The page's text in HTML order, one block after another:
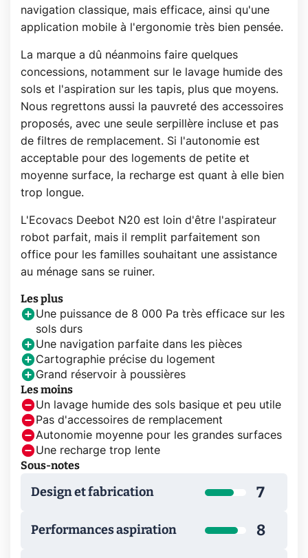
navigation classique, mais efficace, ainsi qu'une
application mobile à l'ergonomie très bien pensée.
La marque a dû néanmoins faire quelques
concessions, notamment sur le lavage humide des
sols et l'aspiration sur les tapis, plus que moyens.
Nous regrettons aussi la pauvreté des accessoires
proposés, avec une seule serpillère incluse et pas
de filtres de remplacement. Si l'autonomie est
acceptable pour des logements de petite et
moyenne surface, la recharge est quant à elle bien
trop longue.
L'Ecovacs Deebot N20 est loin d'être l'aspirateur
robot parfait, mais il remplit parfaitement son
office pour les familles souhaitant une assistance
au ménage sans se ruiner.
Les plus
Une puissance de 8 000 Pa très efficace sur les
sols durs
Une navigation parfaite dans les pièces
Cartographie précise du logement
Grand réservoir à poussières
Les moins
Un lavage humide des sols basique et peu utile
Pas d'accessoires de remplacement
Autonomie moyenne pour les grandes surfaces
Une recharge trop lente
Sous-notes
Design et fabrication 7
Performances aspiration 8